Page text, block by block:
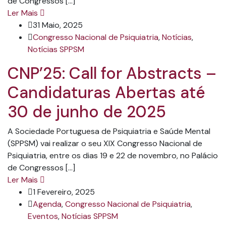
Ler Mais
31 Maio, 2025
Congresso Nacional de Psiquiatria,Notícias,
Notícias SPPSM
CNP’25: Call for Abstracts –
Candidaturas Abertas até
30 de junho de 2025
A Sociedade Portuguesa de Psiquiatria e Saúde Mental
(SPPSM) vai realizar o seu XIX Congresso Nacional de
Psiquiatria, entre os dias 19 e 22 de novembro, no Palácio
de Congressos […]
Ler Mais
1 Fevereiro, 2025
Agenda,Congresso Nacional de Psiquiatria,
Eventos,Notícias SPPSM